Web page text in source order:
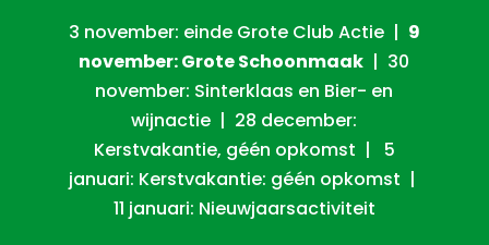
3 november: einde Grote Club Actie | 9
november: Grote Schoonmaak | 30
november: Sinterklaas en Bier- en
wijnactie | 28 december:
Kerstvakantie, géén opkomst | 5
januari: Kerstvakantie: géén opkomst |
11 januari: Nieuwjaarsactiviteit